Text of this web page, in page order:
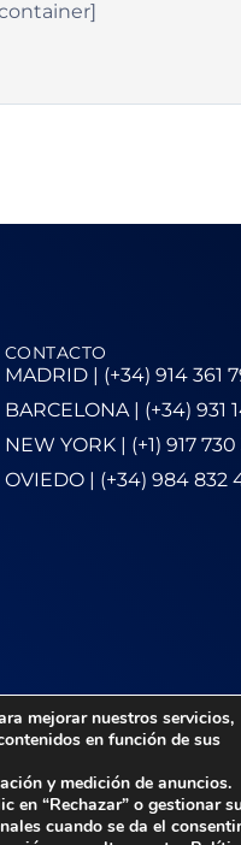
CONTACTO
MADRID | (+34) 914 361
BARCELONA | (+34) 931
NEW YORK | (+1) 917 730
OVIEDO | (+34) 984 832
–Canal Ético
mejorar nuestros servicios,
en función de sus
y medición de anuncios.
en “Rechazar” o gestionar
cuando se da el